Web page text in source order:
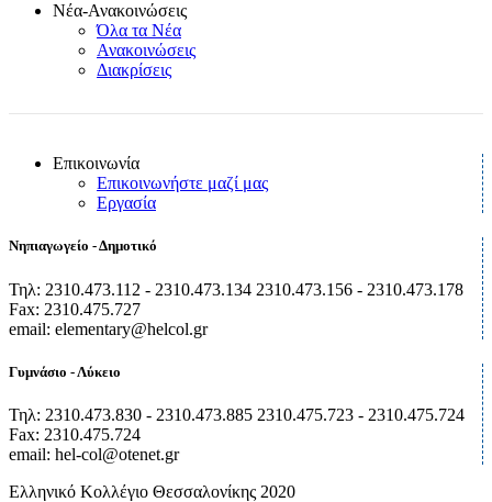
Νέα-Ανακοινώσεις
Όλα τα Νέα
Ανακοινώσεις
Διακρίσεις
Επικοινωνία
Επικοινωνήστε μαζί μας
Εργασία
Νηπιαγωγείο - Δημοτικό
Τηλ: 2310.473.112 - 2310.473.134 2310.473.156 - 2310.473.178
Fax: 2310.475.727
email: elementary@helcol.gr
Γυμνάσιο - Λύκειο
Τηλ: 2310.473.830 - 2310.473.885 2310.475.723 - 2310.475.724
Fax: 2310.475.724
email: hel-col@otenet.gr
Ελληνικό Κολλέγιο Θεσσαλονίκης 2020